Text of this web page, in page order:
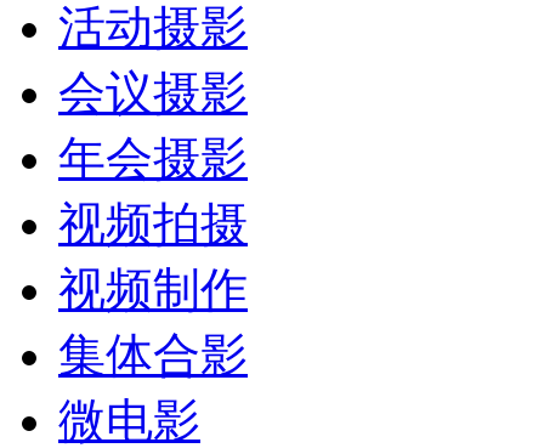
活动摄影
会议摄影
年会摄影
视频拍摄
视频制作
集体合影
微电影